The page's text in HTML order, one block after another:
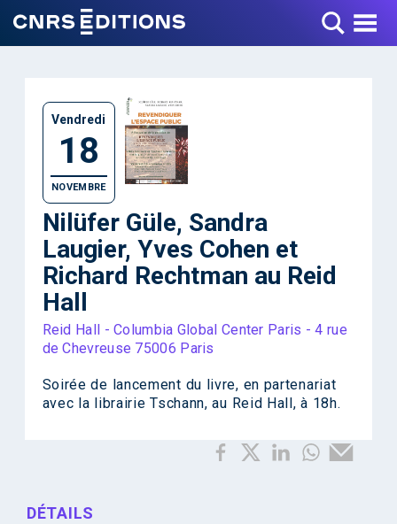
Toggle Menu
Vendredi
18
NOVEMBRE
Nilüfer Güle, Sandra
Laugier, Yves Cohen et
Richard Rechtman au Reid
Hall
Reid Hall - Columbia Global Center Paris - 4 rue
de Chevreuse 75006 Paris
Soirée de lancement du livre, en partenariat
avec la librairie Tschann, au Reid Hall, à 18h.
DÉTAILS